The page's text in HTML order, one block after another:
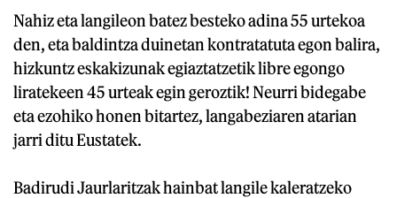
Nahiz eta langileon batez besteko adina 55 urtekoa
den, eta baldintza duinetan kontratatuta egon balira,
hizkuntz eskakizunak egiaztatzetik libre egongo
liratekeen 45 urteak egin geroztik! Neurri bidegabe
eta ezohiko honen bitartez, langabeziaren atarian
jarri ditu Eustatek.
Badirudi Jaurlaritzak hainbat langile kaleratzeko